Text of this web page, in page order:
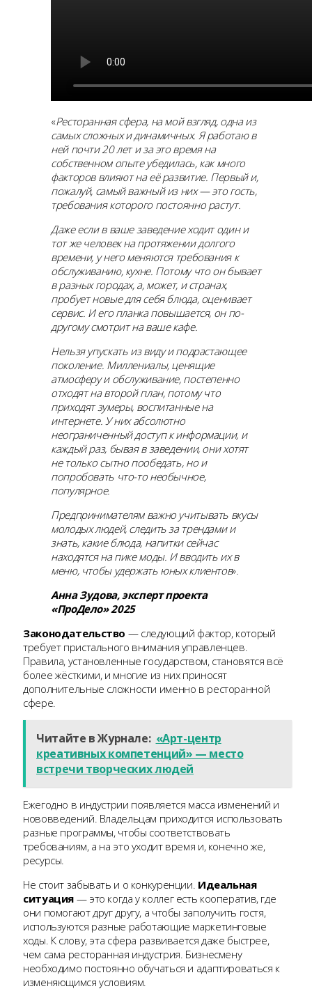
«Ресторанная сфера, на мой взгляд, одна из
самых сложных и динамичных. Я работаю в
ней почти 20 лет и за это время на
собственном опыте убедилась, как много
факторов влияют на её развитие. Первый и,
пожалуй, самый важный из них — это гость,
требования которого постоянно растут.
Даже если в ваше заведение ходит один и
тот же человек на протяжении долгого
времени, у него меняются требования к
обслуживанию, кухне. Потому что он бывает
в разных городах, а, может, и странах,
пробует новые для себя блюда, оценивает
сервис. И его планка повышается, он по-
другому смотрит на ваше кафе.
Нельзя упускать из виду и подрастающее
поколение. Миллениалы, ценящие
атмосферу и обслуживание, постепенно
отходят на второй план, потому что
приходят зумеры, воспитанные на
интернете. У них абсолютно
неограниченный доступ к информации, и
каждый раз, бывая в заведении, они хотят
не только сытно пообедать, но и
попробовать что-то необычное,
популярное.
Предпринимателям важно учитывать вкусы
молодых людей, следить за трендами и
знать, какие блюда, напитки сейчас
находятся на пике моды. И вводить их в
меню, чтобы удержать юных клиентов».
Анна Зудова, эксперт проекта
«ПроДело» 2025
Законодательство — следующий фактор, который
требует пристального внимания управленцев.
Правила, установленные государством, становятся всё
более жёсткими, и многие из них приносят
дополнительные сложности именно в ресторанной
сфере.
Читайте в Журнале: «Арт-центр
креативных компетенций» — место
встречи творческих людей
Ежегодно в индустрии появляется масса изменений и
нововведений. Владельцам приходится использовать
разные программы, чтобы соответствовать
требованиям, а на это уходит время и, конечно же,
ресурсы.
Не стоит забывать и о конкуренции. Идеальная
ситуация — это когда у коллег есть кооператив, где
они помогают друг другу, а чтобы заполучить гостя,
используются разные работающие маркетинговые
ходы. К слову, эта сфера развивается даже быстрее,
чем сама ресторанная индустрия. Бизнесмену
необходимо постоянно обучаться и адаптироваться к
изменяющимся условиям.